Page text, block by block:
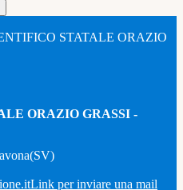
STATALE ORAZIO
ORAZIO GRASSI -
Link per inviare una mail